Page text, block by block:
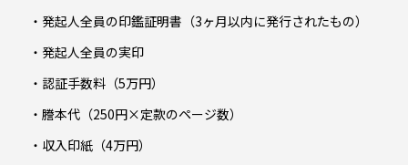
発起人全員の印鑑証明書（3ヶ月以内に発行されたもの）
発起人全員の実印
認証手数料（5万円）
謄本代（250円×定款のページ数）
収入印紙（4万円）